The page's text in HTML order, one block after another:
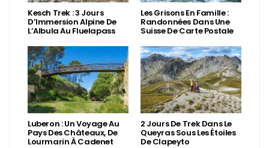
Kesch Trek : 3 Jours
D’Immersion Alpine De
L’Albula Au Fluelapass
Les Grisons En Famille :
Randonnées Dans Une
Suisse De Carte Postale
Luberon : Un Voyage Au
Pays Des Châteaux, De
Lourmarin À Cadenet
2 Jours De Trek Dans Le
Queyras Sous Les Étoiles
De Clapeyto